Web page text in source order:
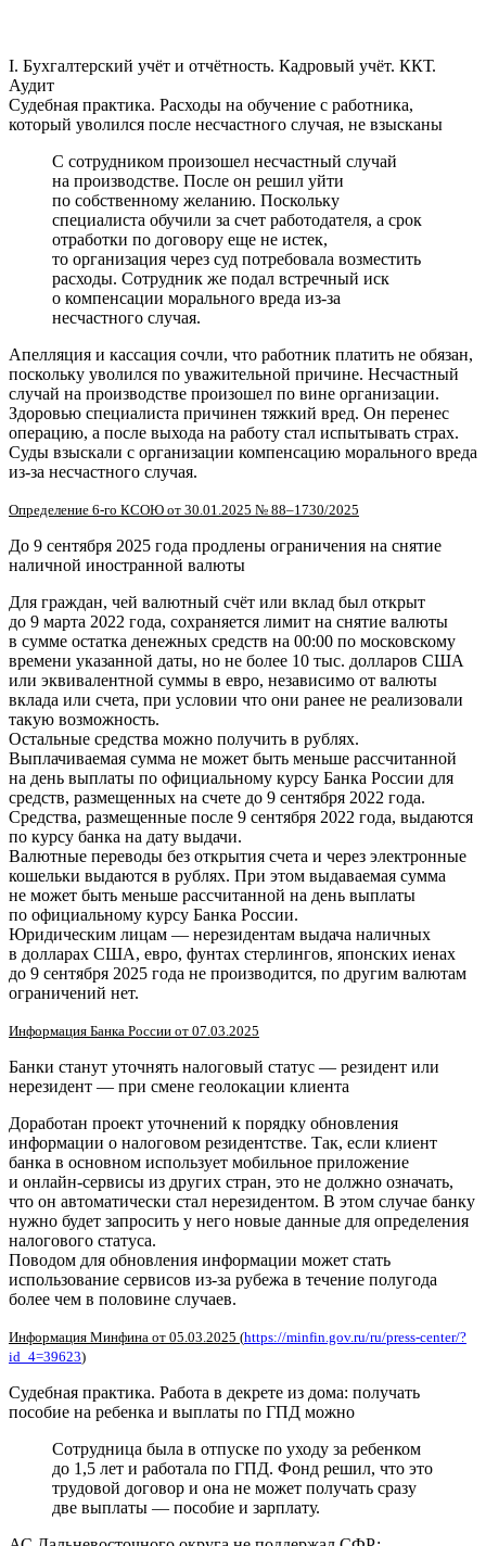
I. Бухгалтерский учёт и отчётность. Кадровый учёт. ККТ.
Аудит
Судебная практика. Расходы на обучение с работника,
который уволился после несчастного случая, не взысканы
С сотрудником произошел несчастный случай
на производстве. После он решил уйти
по собственному желанию. Поскольку
специалиста обучили за счет работодателя, а срок
отработки по договору еще не истек,
то организация через суд потребовала возместить
расходы. Сотрудник же подал встречный иск
о компенсации морального вреда из-за
несчастного случая.
Апелляция и кассация сочли, что работник платить не обязан,
поскольку уволился по уважительной причине. Несчастный
случай на производстве произошел по вине организации.
Здоровью специалиста причинен тяжкий вред. Он перенес
операцию, а после выхода на работу стал испытывать страх.
Суды взыскали с организации компенсацию морального вреда
из-за несчастного случая.
Определение 6-го КСОЮ от 30.01.2025 № 88–1730/2025
До 9 сентября 2025 года продлены ограничения на снятие
наличной иностранной валюты
Для граждан, чей валютный счёт или вклад был открыт
до 9 марта 2022 года, сохраняется лимит на снятие валюты
в сумме остатка денежных средств на 00:00 по московскому
времени указанной даты, но не более 10 тыс. долларов США
или эквивалентной суммы в евро, независимо от валюты
вклада или счета, при условии что они ранее не реализовали
такую возможность.
Остальные средства можно получить в рублях.
Выплачиваемая сумма не может быть меньше рассчитанной
на день выплаты по официальному курсу Банка России для
средств, размещенных на счете до 9 сентября 2022 года.
Средства, размещенные после 9 сентября 2022 года, выдаются
по курсу банка на дату выдачи.
Валютные переводы без открытия счета и через электронные
кошельки выдаются в рублях. При этом выдаваемая сумма
не может быть меньше рассчитанной на день выплаты
по официальному курсу Банка России.
Юридическим лицам — нерезидентам выдача наличных
в долларах США, евро, фунтах стерлингов, японских иенах
до 9 сентября 2025 года не производится, по другим валютам
ограничений нет.
Информация Банка России от 07.03.2025
Банки станут уточнять налоговый статус — резидент или
нерезидент — при смене геолокации клиента
Доработан проект уточнений к порядку обновления
информации о налоговом резидентстве. Так, если клиент
банка в основном использует мобильное приложение
и онлайн-сервисы из других стран, это не должно означать,
что он автоматически стал нерезидентом. В этом случае банку
нужно будет запросить у него новые данные для определения
налогового статуса.
Поводом для обновления информации может стать
использование сервисов из-за рубежа в течение полугода
более чем в половине случаев.
Информация Минфина от 05.03.2025 (https://minfin.gov.ru/ru/press-center/?
id_4=39623)
Судебная практика. Работа в декрете из дома: получать
пособие на ребенка и выплаты по ГПД можно
Сотрудница была в отпуске по уходу за ребенком
до 1,5 лет и работала по ГПД. Фонд решил, что это
трудовой договор и она не может получать сразу
две выплаты — пособие и зарплату.